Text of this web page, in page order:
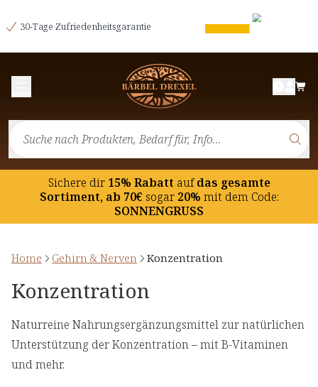
30-Tage Zufriedenheitsgarantie
Sichere dir15% Rabatt aufdas gesamte
Sortiment, ab 70€ sogar20% mit dem Code:
SONNENGRUSS
Home Gehirn & Nerven Konzentration
Konzentration
Naturreine Nahrungsergänzungsmittel zur natürlichen
Unterstützung der Konzentration – mit B-Vitaminen
und mehr.